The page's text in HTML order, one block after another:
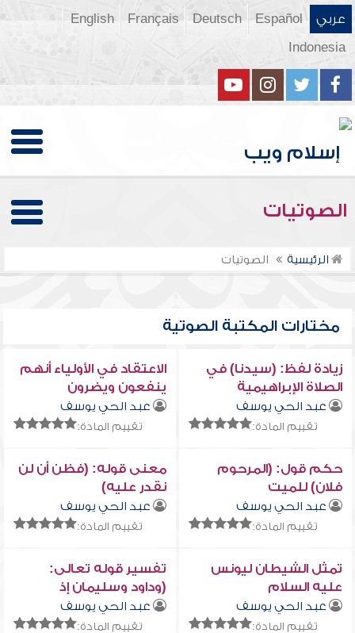
عربي Español
Deutsch
Français
English
Indonesia
الصوتيات
الرئيسية الصوتيات
مختارات المكتبة الصوتية
زيادة لفظ: (سيدنا) في
الصلاة الإبراهيمية
عبد الحي يوسف
تقييم المادة:
الاعتقاد في الأولياء أنهم
ينفعون ويضرون
ويعلمون الغيب
عبد الحي يوسف
تقييم المادة:
حكم قول: (المرحوم
فلان) للميت
عبد الحي يوسف
تقييم المادة:
معنى قوله: (فظن أن لن
نقدر عليه)
عبد الحي يوسف
تقييم المادة:
تمثل الشيطان ليونس
عليه السلام
عبد الحي يوسف
تقييم المادة:
تفسير قوله تعالى:
(وداود وسليمان إذ
يحكمان في الحرث...) إلى
قوله: (...وكلاً آتينا حكماً
عبد الحي يوسف
تقييم المادة: